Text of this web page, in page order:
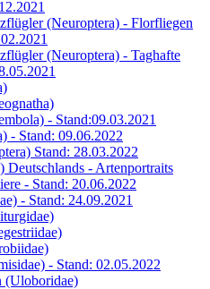
(Neuroptera) - Florfliegen
(Neuroptera) - Taghafte
- Stand:09.03.2021
- Stand: 09.06.2022
Stand: 28.03.2022
Deutschlands - Artenportraits
- Stand: 20.06.2022
- Stand: 24.09.2021
- Stand: 02.05.2022
(Uloboridae)